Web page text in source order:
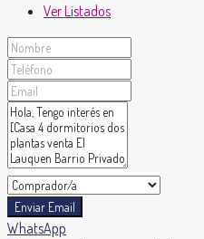
Ver Listados
Enviar Email
WhatsApp